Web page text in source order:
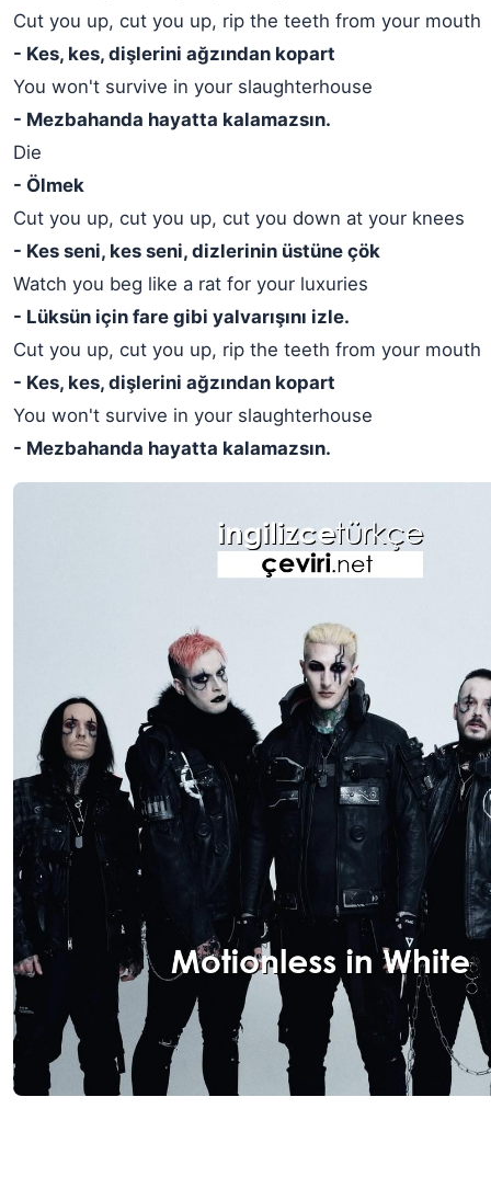
Cut you up, cut you up, rip the teeth from your mouth
- Kes, kes, dişlerini ağzından kopart
You won't survive in your slaughterhouse
- Mezbahanda hayatta kalamazsın.
Die
- Ölmek
Cut you up, cut you up, cut you down at your knees
- Kes seni, kes seni, dizlerinin üstüne çök
Watch you beg like a rat for your luxuries
- Lüksün için fare gibi yalvarışını izle.
Cut you up, cut you up, rip the teeth from your mouth
- Kes, kes, dişlerini ağzından kopart
You won't survive in your slaughterhouse
- Mezbahanda hayatta kalamazsın.